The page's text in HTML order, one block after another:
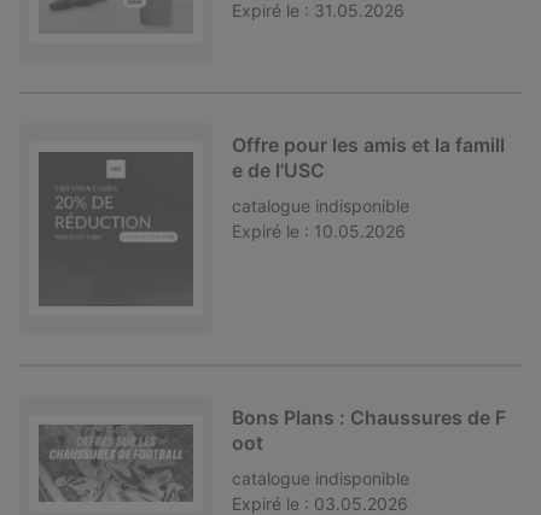
Expiré le : 31.05.2026
Offre pour les amis et la famill
e de l'USC
catalogue indisponible
Expiré le : 10.05.2026
Bons Plans : Chaussures de F
oot
catalogue indisponible
Expiré le : 03.05.2026